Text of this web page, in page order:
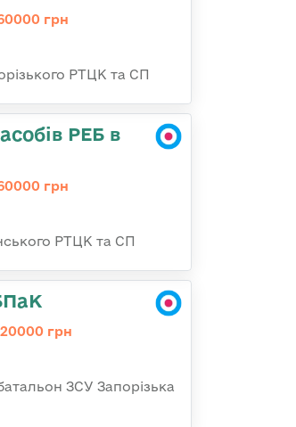
грн
РТЦК та СП
РЕБ в
грн
РТЦК та СП
грн
ЗСУ Запорізька